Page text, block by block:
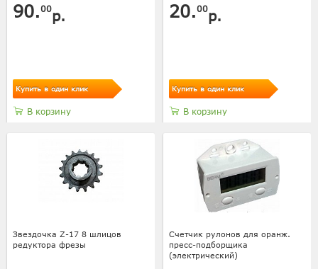
90.00р.
Купить в один клик
В корзину
20.00р.
Купить в один клик
В корзину
Звездочка Z-17 8 шлицов
редуктора фрезы
Счетчик рулонов для оранж.
пресс-подборщика
(электрический)